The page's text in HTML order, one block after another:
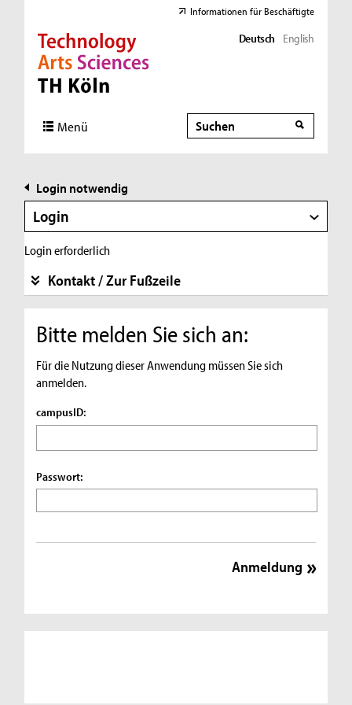
Direkt zur Hauptnavigation
Direkt zur Subnavigation
Direkt zum Inhalt
Direkt zum Fußbereich
Informationen für Beschäftigte
Deutsch English
Menü Suche
Suche
Login notwendig
Login
Login erforderlich
Kontakt / Zur Fußzeile
Bitte melden Sie sich an:
Für die Nutzung dieser Anwendung müssen Sie sich
anmelden.
campusID:
Passwort: